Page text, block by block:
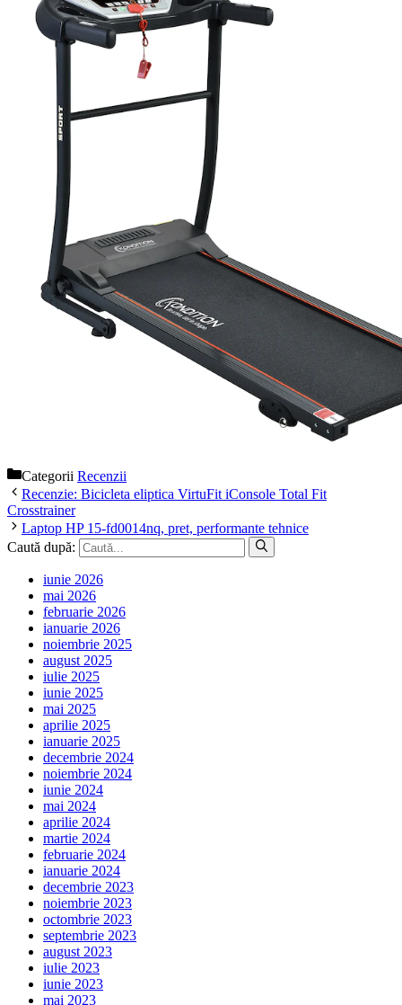
Categorii Recenzii
Recenzie: Bicicleta eliptica VirtuFit iConsole Total Fit
Crosstrainer
Laptop HP 15-fd0014nq, pret, performante tehnice
Caută după:
iunie 2026
mai 2026
februarie 2026
ianuarie 2026
noiembrie 2025
august 2025
iulie 2025
iunie 2025
mai 2025
aprilie 2025
ianuarie 2025
decembrie 2024
noiembrie 2024
iunie 2024
mai 2024
aprilie 2024
martie 2024
februarie 2024
ianuarie 2024
decembrie 2023
noiembrie 2023
octombrie 2023
septembrie 2023
august 2023
iulie 2023
iunie 2023
mai 2023